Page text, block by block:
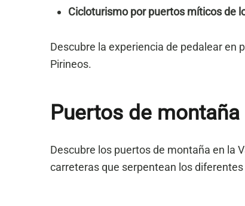
Cicloturismo por puertos míticos de
Descubre la experiencia de pedalear en
Pirineos.
Puertos de montaña
Descubre los puertos de montaña en la
carreteras que serpentean los